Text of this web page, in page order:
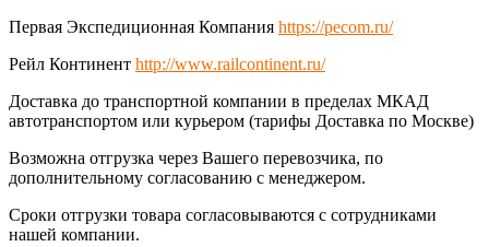
Первая Экспедиционная Компания https://pecom.ru/
Рейл Континент http://www.railcontinent.ru/
Доставка до транспортной компании в пределах МКАД
автотранспортом или курьером (тарифы Доставка по Москве)
Возможна отгрузка через Вашего перевозчика, по
дополнительному согласованию с менеджером.
Сроки отгрузки товара согласовываются с сотрудниками
нашей компании.